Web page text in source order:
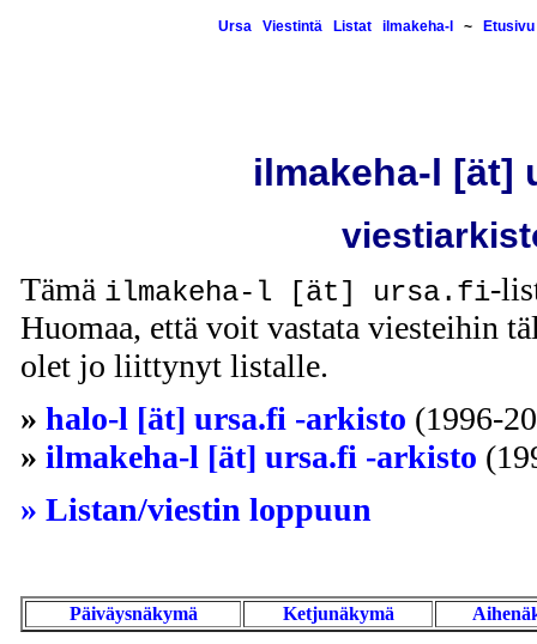
Ursa Viestintä Listat ilmakeha-l ~ Etusivu
ilmakeha-l [ät]
Tämä ilmakeha-l [ät] ursa.fi-
Huomaa, että voit vastata viesteihin
olet jo liittynyt listalle.
» halo-l [ät] ursa.fi -arkisto (1996-
» ilmakeha-l [ät] ursa.fi -arkisto
» Listan/viestin loppuun
Päiväysnäkymä Ketjunäkymä